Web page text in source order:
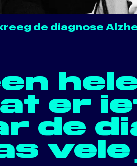
de diagnose
er
de